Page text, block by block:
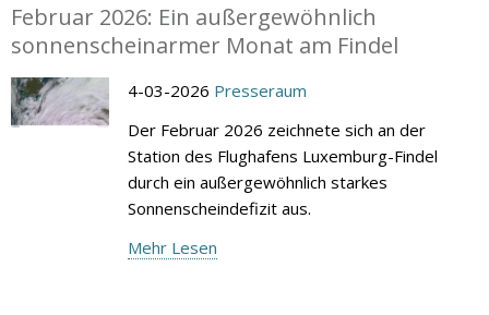
Februar 2026: Ein außergewöhnlich
sonnenscheinarmer Monat am Findel
4-03-2026 Presseraum
Der Februar 2026 zeichnete sich an der
Station des Flughafens Luxemburg-Findel
durch ein außergewöhnlich starkes
Sonnenscheindefizit aus.
Mehr Lesen